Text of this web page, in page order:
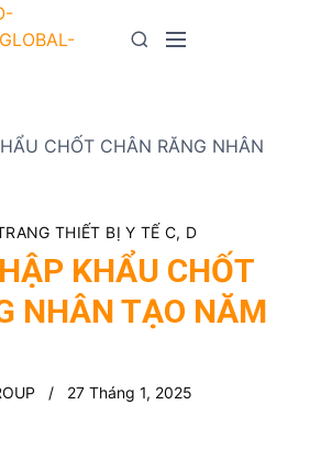
S
c
M
THIẾT BỊ Y TẾ C, D
KHẨU CHỐT
NHÂN TẠO NĂM
27 Tháng 1, 2025